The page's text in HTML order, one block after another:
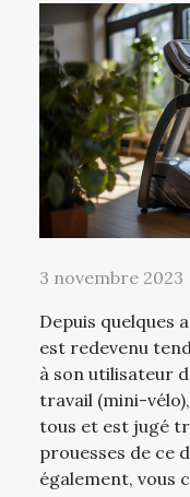
3 novembre 2023
Depuis quelques
est redevenu
à son utilisateur
travail (mini-
tous et est jugé
prouesses de ce
également, vous